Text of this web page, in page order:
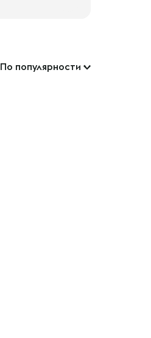
По популярности